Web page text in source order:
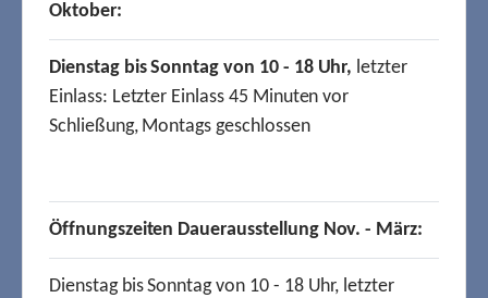
Oktober:
Dienstag bis Sonntag von 10 - 18 Uhr, letzter
Einlass: Letzter Einlass 45 Minuten vor
Schließung, Montags geschlossen
Öffnungszeiten Dauerausstellung Nov. - März:
Dienstag bis Sonntag von 10 - 18 Uhr, letzter